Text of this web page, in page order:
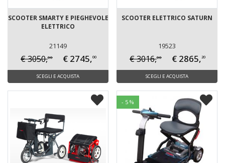
SCOOTER SMARTY E PIEGHEVOLE
ELETTRICO
21149
€ 3050,00 € 2745,00
SCEGLI E ACQUISTA
SCOOTER ELETTRICO SATURN
19523
€ 3016,00 € 2865,20
SCEGLI E ACQUISTA
- 5 %